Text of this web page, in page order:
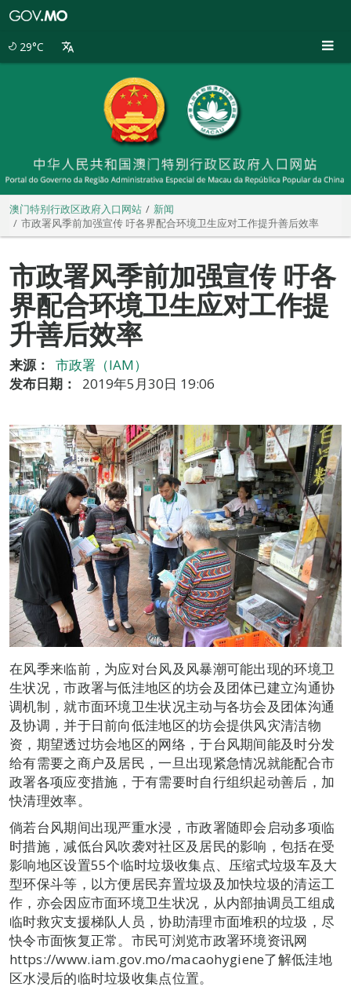
29°C
澳门特别行政区政府入口网站
新闻
市政署风季前加强宣传 吁各界配合环境卫生应对工作提升善后效率
市政署风季前加强宣传 吁各
界配合环境卫生应对工作提
升善后效率
来源：
市政署（IAM）
发布日期：
2019年5月30日 19:06
在风季来临前，为应对台风及风暴潮可能出现的环境卫
生状况，市政署与低洼地区的坊会及团体已建立沟通协
调机制，就市面环境卫生状况主动与各坊会及团体沟通
及协调，并于日前向低洼地区的坊会提供风灾清洁物
资，期望透过坊会地区的网络，于台风期间能及时分发
给有需要之商户及居民，一旦出现紧急情况就能配合市
政署各项应变措施，于有需要时自行组织起动善后，加
快清理效率。
倘若台风期间出现严重水浸，市政署随即会启动多项临
时措施，减低台风吹袭对社区及居民的影响，包括在受
影响地区设置55个临时垃圾收集点、压缩式垃圾车及大
型环保斗等，以方便居民弃置垃圾及加快垃圾的清运工
作，亦会因应市面环境卫生状况，从内部抽调员工组成
临时救灾支援梯队人员，协助清理市面堆积的垃圾，尽
快令市面恢复正常。市民可浏览市政署环境资讯网
https://www.iam.gov.mo/macaohygiene了解低洼地
区水浸后的临时垃圾收集点位置。